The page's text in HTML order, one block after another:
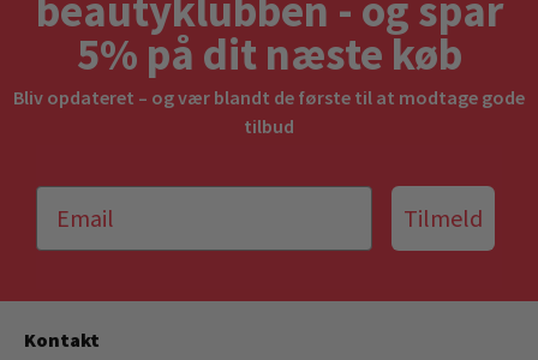
5% på dit næste køb
Bliv opdateret – og vær blandt de første til at modtage gode
tilbud
Tilmeld
Kontakt